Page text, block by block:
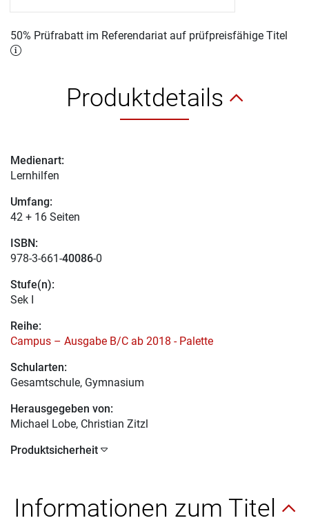
50% Prüfrabatt im Referendariat auf prüfpreisfähige Titel
Produktdetails
Medienart:
Lernhilfen
Umfang:
42 + 16 Seiten
ISBN:
978-3-661-40086-0
Stufe(n):
Sek I
Reihe:
Campus – Ausgabe B/C ab 2018 - Palette
Schularten:
Gesamtschule, Gymnasium
Herausgegeben von:
Michael Lobe, Christian Zitzl
Produktsicherheit
Informationen zum Titel